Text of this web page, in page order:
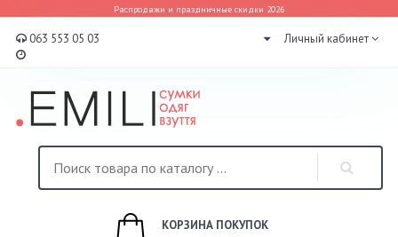
Распродажи и праздничные скидки 2026
063 553 05 03 Личный кабинет
КОРЗИНА ПОКУПОК